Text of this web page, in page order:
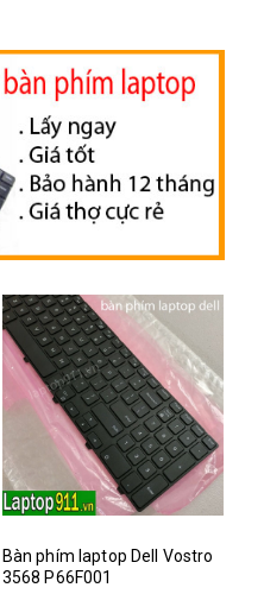
Bàn phím laptop Dell Vostro
3568 P66F001